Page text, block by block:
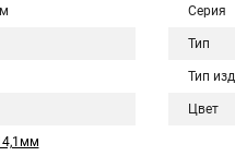
Серия
Тип
Тип
Цвет